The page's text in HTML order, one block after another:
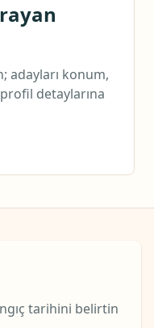
adayları konum,
detaylarına
tarihini belirtin